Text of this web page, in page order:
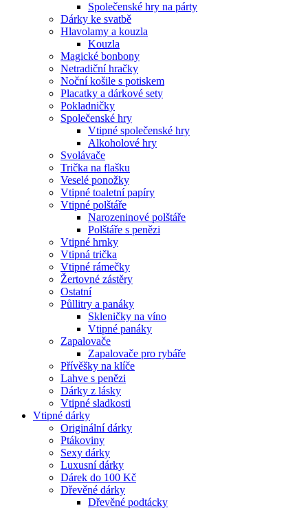
Společenské hry na párty
Dárky ke svatbě
Hlavolamy a kouzla
Kouzla
Magické bonbony
Netradiční hračky
Noční košile s potiskem
Placatky a dárkové sety
Pokladničky
Společenské hry
Vtipné společenské hry
Alkoholové hry
Svolávače
Trička na flašku
Veselé ponožky
Vtipné toaletní papíry
Vtipné polštáře
Narozeninové polštáře
Polštáře s penězi
Vtipné hrnky
Vtipná trička
Vtipné rámečky
Žertovné zástěry
Ostatní
Půllitry a panáky
Skleničky na víno
Vtipné panáky
Zapalovače
Zapalovače pro rybáře
Přívěšky na klíče
Lahve s penězi
Dárky z lásky
Vtipné sladkosti
Vtipné dárky
Originální dárky
Ptákoviny
Sexy dárky
Luxusní dárky
Dárek do 100 Kč
Dřevěné dárky
Dřevěné podtácky